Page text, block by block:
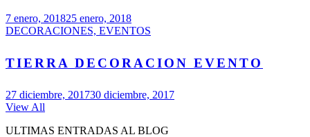
7 enero, 201825 enero, 2018
DECORACIONES, EVENTOS
TIERRA DECORACION EVENTO
27 diciembre, 201730 diciembre, 2017
View All
ULTIMAS ENTRADAS AL BLOG